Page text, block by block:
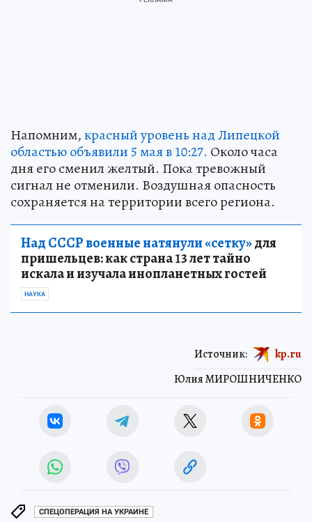
Напомним,красный уровень над Липецкой
областью объявили 5 мая в 10:27. Около часа
дня его сменил желтый. Пока тревожный
сигнал не отменили. Воздушная опасность
сохраняется на территории всего региона.
Над СССР военные натянули «сетку»для
пришельцев: как страна 13 лет тайно
искала и изучала инопланетных гостей
НАУКА
Юлия МИРОШНИЧЕНКО
Источник: kp.ru
СПЕЦОПЕРАЦИЯ НА УКРАИНЕ